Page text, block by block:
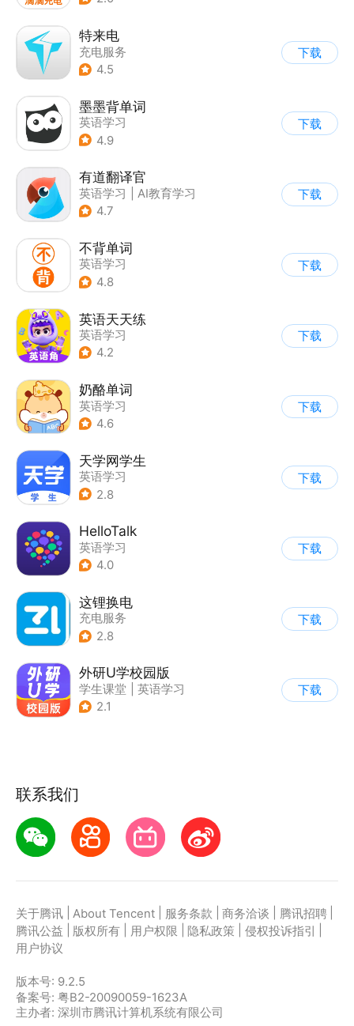
特来电
充电服务
4.5
下载
墨墨背单词
英语学习
4.9
下载
有道翻译官
英语学习
AI教育学习
4.7
下载
不背单词
英语学习
4.8
下载
英语天天练
英语学习
4.2
下载
奶酪单词
英语学习
4.6
下载
天学网学生
英语学习
2.8
下载
HelloTalk
英语学习
4.0
下载
这锂换电
充电服务
2.8
下载
外研U学校园版
学生课堂
英语学习
2.1
下载
联系我们
关于腾讯 About Tencent 服务条款 商务洽谈 腾讯招聘
腾讯公益
版权所有 用户权限 隐私政策 侵权投诉指引
用户协议
版本号: 9.2.5
备案号: 粤B2-20090059-1623A
主办者: 深圳市腾讯计算机系统有限公司